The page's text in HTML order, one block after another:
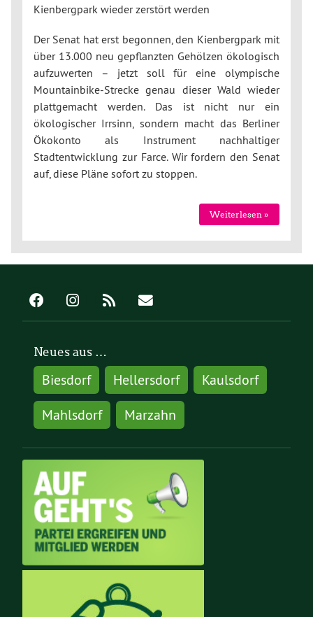
Kienbergpark wieder zerstört werden
Der Senat hat erst begonnen, den Kienbergpark mit
über 13.000 neu gepflanzten Gehölzen ökologisch
aufzuwerten – jetzt soll für eine olympische
Mountainbike-Strecke genau dieser Wald wieder
plattgemacht werden. Das ist nicht nur ein
ökologischer Irrsinn, sondern macht das Berliner
Ökokonto als Instrument nachhaltiger
Stadtentwicklung zur Farce. Wir fordern den Senat
auf, diese Pläne sofort zu stoppen.
Weiterlesen »
Neues aus …
Biesdorf Hellersdorf
Kaulsdorf
Mahlsdorf
Marzahn